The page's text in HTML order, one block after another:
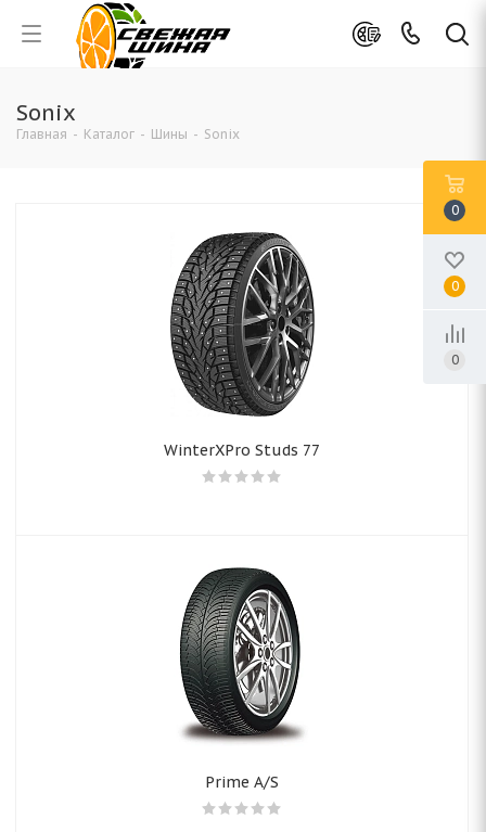
Sonix
Главная - Каталог - Шины - Sonix
WinterXPro Studs 77
Prime A/S
0
0
0